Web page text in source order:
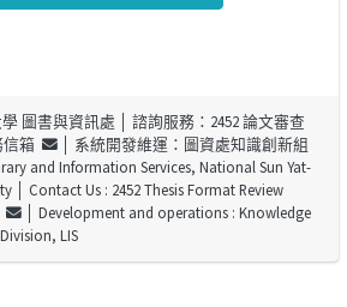
圖書與資訊處 │ 諮詢服務：2452 論文審查
信箱
│ 系統開發維運：圖資處知識創新組
and Information Services, National Sun Yat-
│ Contact Us : 2452 Thesis Format Review
│ Development and operations : Knowledge
LIS